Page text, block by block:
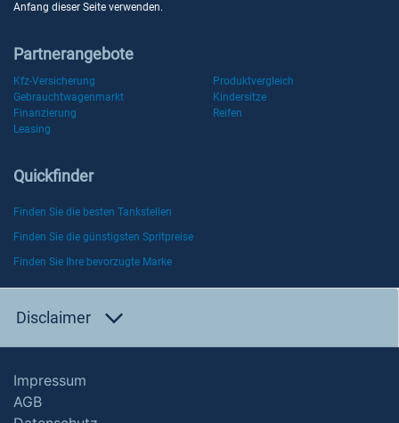
Anfang dieser Seite verwenden.
Partnerangebote
Kfz-Versicherung
Produktvergleich
Gebrauchtwagenmarkt
Kindersitze
Finanzierung
Reifen
Leasing
Quickfinder
Finden Sie die besten Tankstellen
Finden Sie die günstigsten Spritpreise
Finden Sie Ihre bevorzugte Marke
Disclaimer
Impressum
AGB